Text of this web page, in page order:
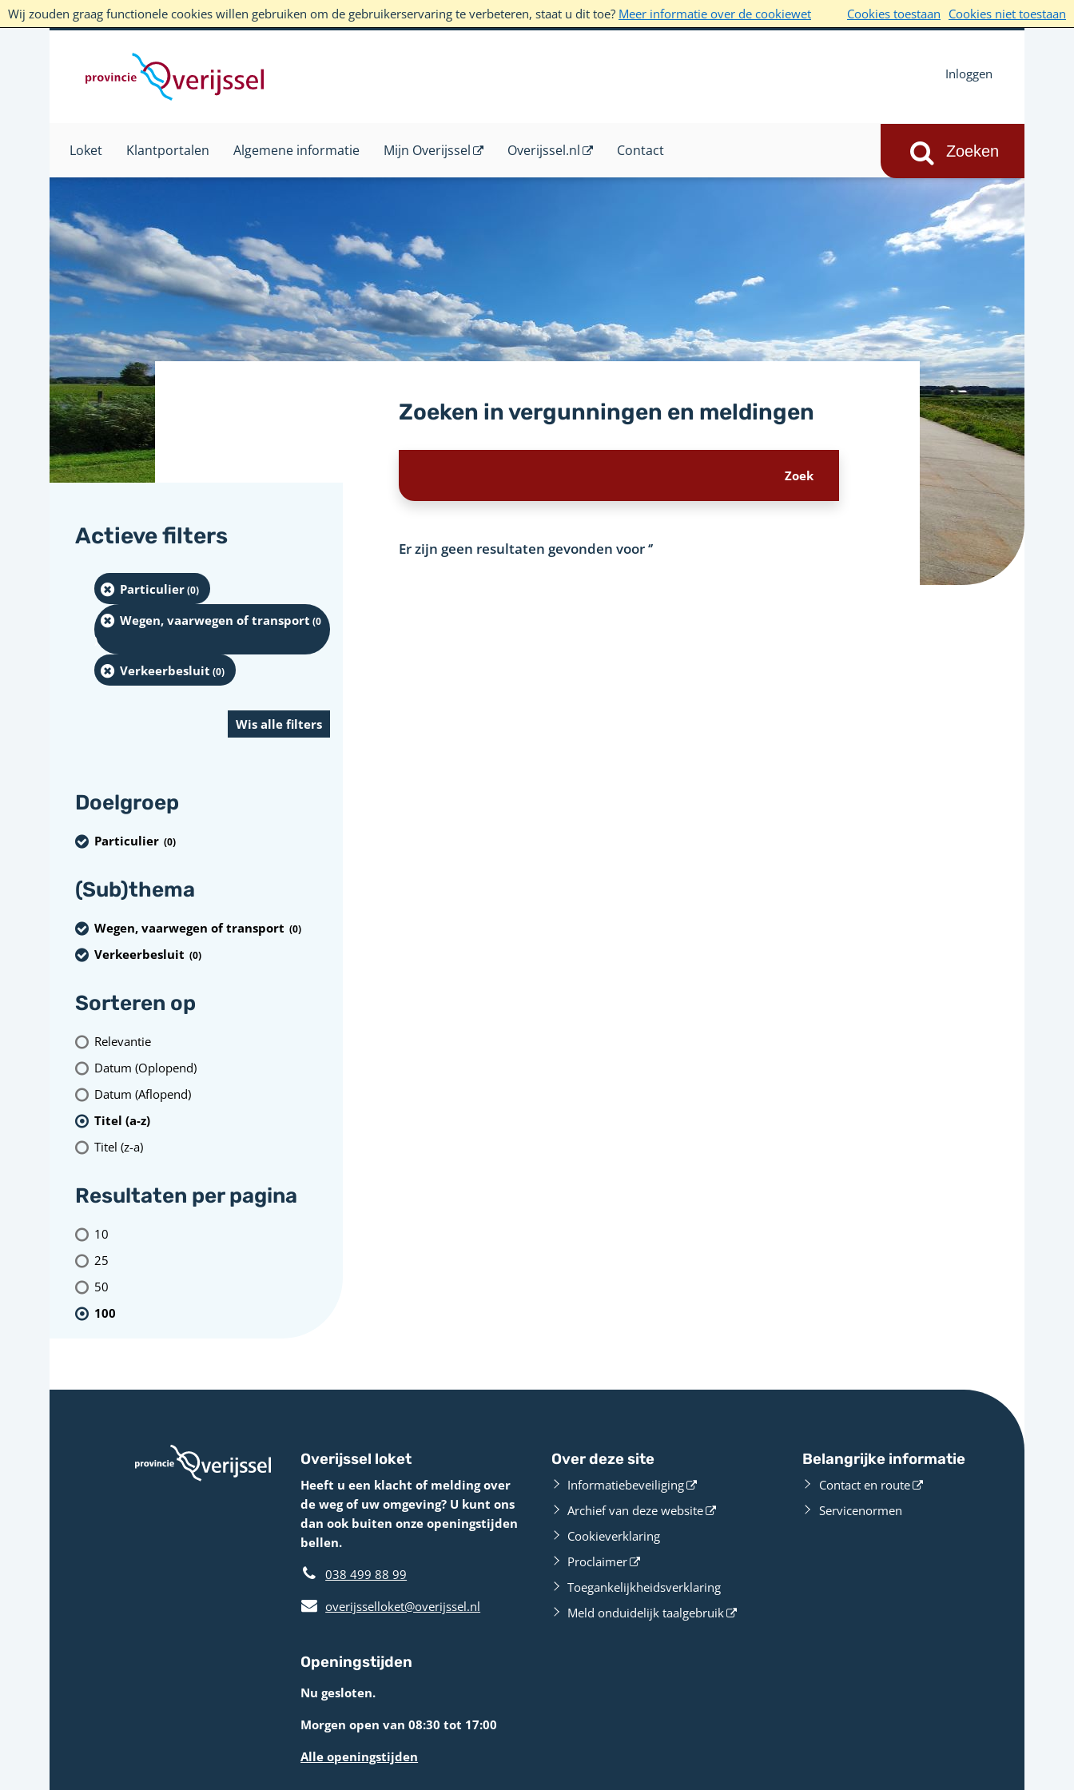
Wij zouden graag functionele cookies willen gebruiken om de gebruikerservaring te verbeteren, staat u dit toe? Meer informatie over de cookiewet Cookies toestaan Cookies niet toestaan
Inloggen
Loket Klantportalen Algemene informatie Mijn Overijssel Overijssel.nl Contact
Zoeken in vergunningen en meldingen
Er zijn geen resultaten gevonden voor‘’
Actieve filters
Particulier(0)
Wegen, vaarwegen of transport (0
)
Verkeerbesluit (0)
Doelgroep
Particulier (0)
(Sub)thema
Wegen, vaarwegen of transport (0)
Verkeerbesluit (0)
Sorteren op
Relevantie
Datum (Oplopend)
Datum (Aflopend)
Titel (a-z)
Titel (z-a)
Resultaten per pagina
10
25
50
100
Overijssel loket
Heeft u een klacht of melding over
de weg of uw omgeving? U kunt ons
dan ook buiten onze openingstijden
bellen.
038 499 88 99
overijsselloket@overijssel.nl
Openingstijden
Nu gesloten.
Morgen open van 08:30 tot 17:00
Alle openingstijden
Over deze site
Informatiebeveiliging
Archief van deze website
Cookieverklaring
Proclaimer
Toegankelijkheidsverklaring
Meld onduidelijk taalgebruik
Belangrijke informatie
Contact en route
Servicenormen